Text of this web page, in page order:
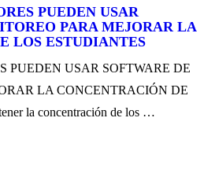
PUEDEN USAR
PARA MEJORAR LA
LOS ESTUDIANTES
PUEDEN USAR SOFTWARE DE
LA CONCENTRACIÓN DE
la concentración de los …